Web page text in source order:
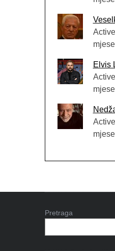
Elvis
Pretraga